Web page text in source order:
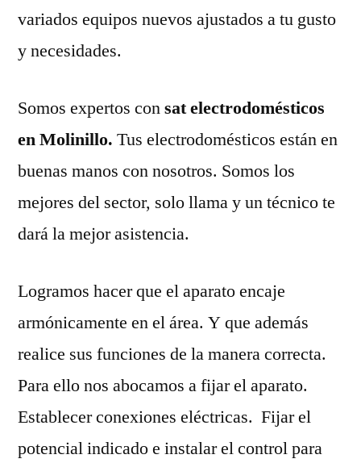
variados equipos nuevos ajustados a tu gusto
y necesidades.
Somos expertos consat electrodomésticos
en Molinillo. Tus electrodomésticos están en
buenas manos con nosotros. Somos los
mejores del sector, solo llama y un técnico te
dará la mejor asistencia.
Logramos hacer que el aparato encaje
armónicamente en el área. Y que además
realice sus funciones de la manera correcta.
Para ello nos abocamos a fijar el aparato.
Establecer conexiones eléctricas. Fijar el
potencial indicado e instalar el control para